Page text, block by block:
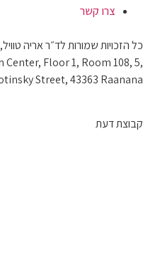
כל הזכויות שמורות לד״ר אריה טוויל, המרכז לכירופרקטיקה מתקדמת Tel: 09-
7713349 Fax: 09-